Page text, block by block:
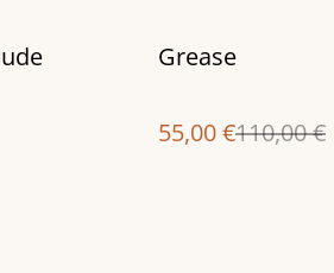
%
Grease
55,00 €110,00 €